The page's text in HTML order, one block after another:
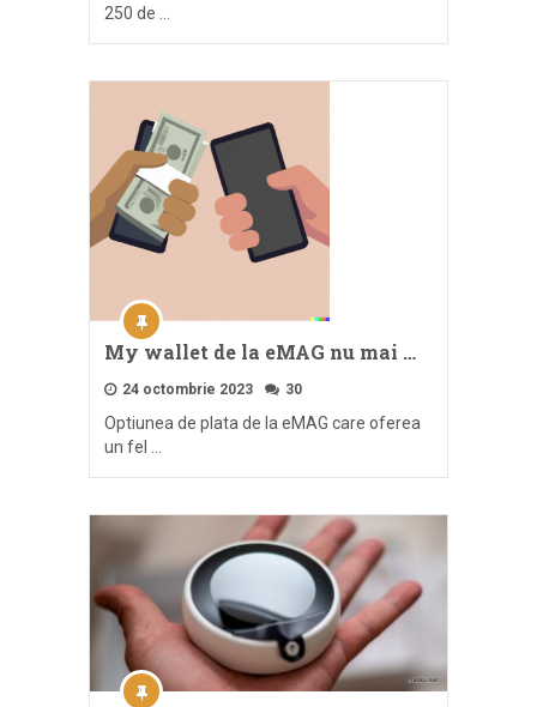
250 de …
My wallet de la eMAG nu mai …
24 octombrie 2023 30
Optiunea de plata de la eMAG care oferea
un fel …